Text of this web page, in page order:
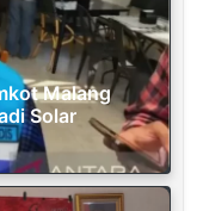
Malang
Solar